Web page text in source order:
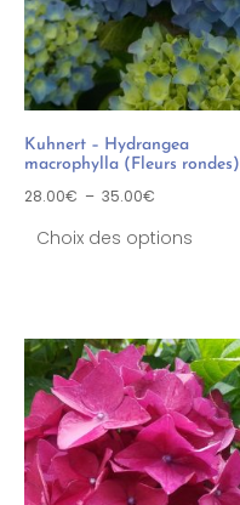
Kuhnert – Hydrangea
macrophylla (Fleurs rondes)
28.00€ – 35.00€
Choix des options